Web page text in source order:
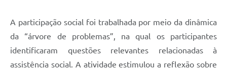
A participação social foi trabalhada por meio da dinâmica
da “árvore de problemas”, na qual os participantes
identificaram questões relevantes relacionadas à
assistência social. A atividade estimulou a reflexão sobre